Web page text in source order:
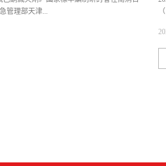
管理部天津...
爽、應急管理部天津消防研究所質檢中心
天集團有限公司、中化藍天氟材料有限公
司、浙江諾亞氟化工有限公司、浙江信達
頭，南消作為參編單位之一主辦了此次研